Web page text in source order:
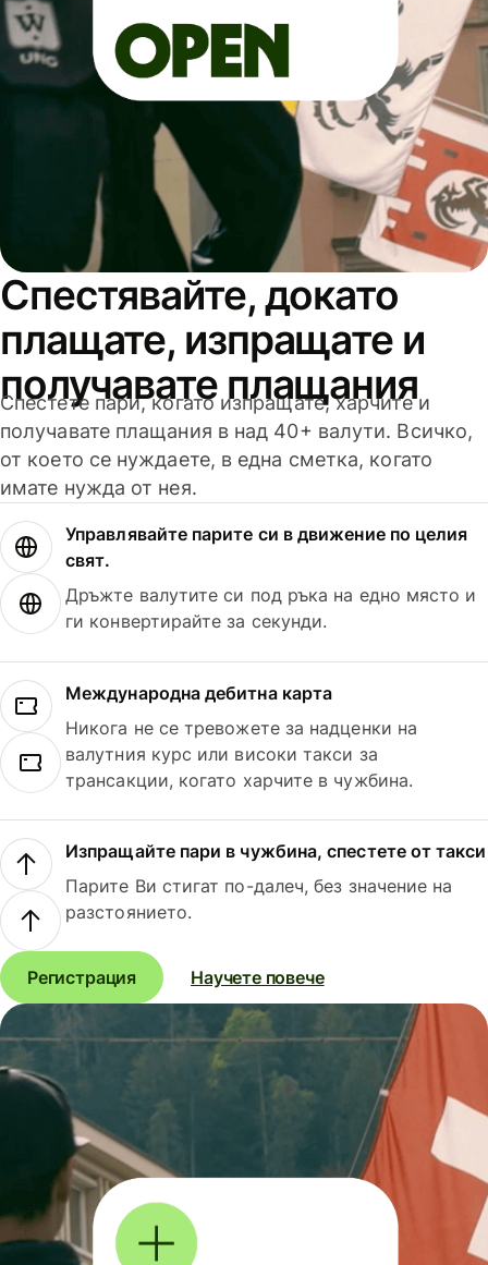
Спестявайте, докато
плащате, изпращате и
получавате плащания
Спестете пари, когато изпращате, харчите и
получавате плащания в над 40+ валути. Всичко,
от което се нуждаете, в една сметка, когато
имате нужда от нея.
Управлявайте парите си в движение по целия
свят.
Дръжте валутите си под ръка на едно място и
ги конвертирайте за секунди.
Международна дебитна карта
Никога не се тревожете за надценки на
валутния курс или високи такси за
трансакции, когато харчите в чужбина.
Изпращайте пари в чужбина, спестете от такси
Парите Ви стигат по-далеч, без значение на
разстоянието.
Регистрация Научете повече